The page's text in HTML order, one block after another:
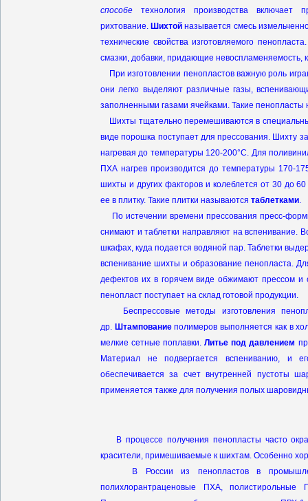
способе технология производства включает
рихтование. Шихтой называется смесь
технические свойства изготовляемого
смазки, добавки, придающие невоспламеняемость,
При изготовлении пенопластов важную роль
они легко выделяют различные газы,
заполненными газами ячейками. Такие
Шихты тщательно перемешиваются в
виде порошка поступает для прессования. Шихту
нагревая до температуры 120-200°С. Для
ПХА нагрев производится до температуры 170-
шихты и других факторов и колеблется от 30 до
ее в плитку. Такие плитки называются таблетками.
По истечении времени прессования пресс-
снимают и таблетки направляют на вспенивание.
шкафах, куда подается водяной пар. Таблетки
вспенивание шихты и образование пенопласта.
дефектов их в горячем виде обжимают прессом
пенопласт поступает на склад готовой продукции.
Беспрессовые методы изготовления
др. Штампованиеполимеров выполняется как в
мелкие сетные поплавки.Литье под давлением
Материал не подвергается вспениванию, и
обеспечивается за счет внутренней пустоты
применяется также для получения полых
В процессе получения пенопласты часто
красители, примешиваемые к шихтам. Особенно
В России из пенопластов в
полихлорантраценовые ПХА,